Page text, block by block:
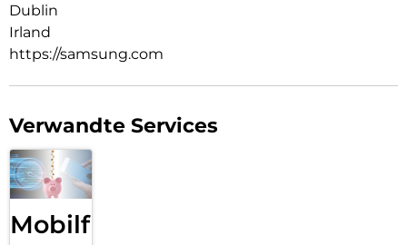
Dublin
Irland
https://samsung.com
Verwandte Services
Mobilfunk